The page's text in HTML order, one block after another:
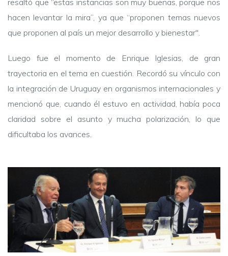
resaltó que “estas instancias son muy buenas, porque nos
hacen levantar la mira”, ya que “proponen temas nuevos
que proponen al país un mejor desarrollo y bienestar".
Luego fue el momento de Enrique Iglesias, de gran
trayectoria en el tema en cuestión. Recordó su vínculo con
la integración de Uruguay en organismos internacionales y
mencionó que, cuando él estuvo en actividad, había poca
claridad sobre el asunto y mucha polarización, lo que
dificultaba los avances.